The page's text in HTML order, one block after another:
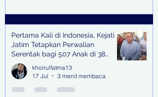
Pertama Kali di Indonesia, Kejati
Jatim Tetapkan Perwalian
Serentak bagi 507 Anak di 38
Kabupaten & Kota
khoirulfatma13
17 Jul
3 menit membaca